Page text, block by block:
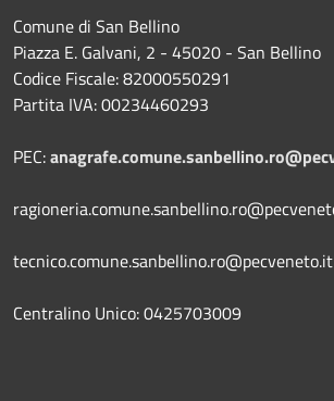
Comune di San Bellino
Piazza E. Galvani, 2 - 45020 - San Bellino
Codice Fiscale: 82000550291
Partita IVA: 00234460293
PEC:
tecnico.comune.sanbellino.ro@pecveneto.it
Centralino Unico: 0425703009